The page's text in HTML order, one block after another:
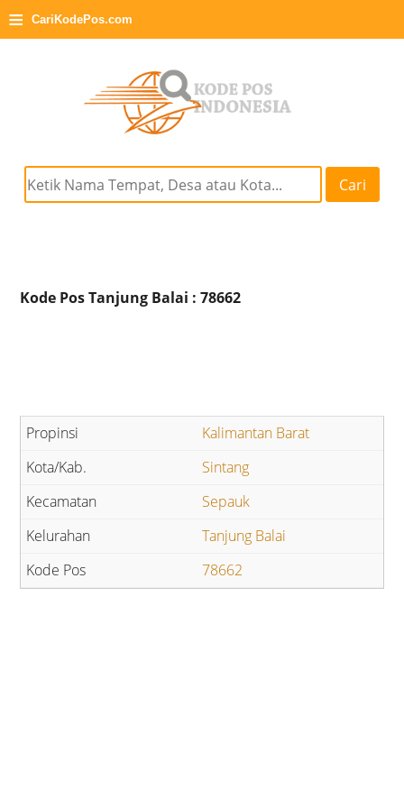
≡ CariKodePos.com
Cari
Kode Pos Tanjung Balai : 78662
Kalimantan Barat
Sintang
Sepauk
Tanjung Balai
78662